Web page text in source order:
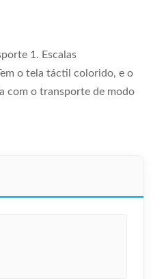
1. Escalas
o tela táctil colorido, e o
com o transporte de modo